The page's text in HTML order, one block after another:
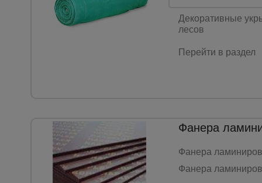
Декоративные
лесов
Перейти в раздел
Фанера
Фанера
Фанера